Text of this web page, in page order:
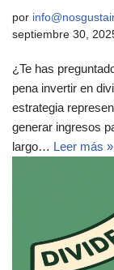
por
septiembre 30,
¿Te has
pena invertir en
estrategia
generar ingresos
largo… Leer más »